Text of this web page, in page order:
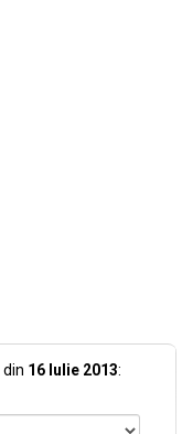
din 16 Iulie 2013: